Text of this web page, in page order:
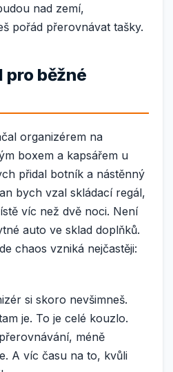
nad zemí,
pořád přerovnávat tašky.
pro běžné
organizérem na
boxem a kapsářem u
přidal botník a nástěnný
bych vzal skládací regál,
víc než dvě noci. Není
auto ve sklad doplňků.
chaos vzniká nejčastěji:
si skoro nevšimneš.
je. To je celé kouzlo.
méně
A víc času na to, kvůli